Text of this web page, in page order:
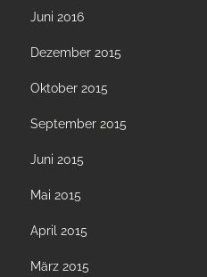
Juni 2016
Dezember 2015
Oktober 2015
September 2015
Juni 2015
Mai 2015
April 2015
März 2015